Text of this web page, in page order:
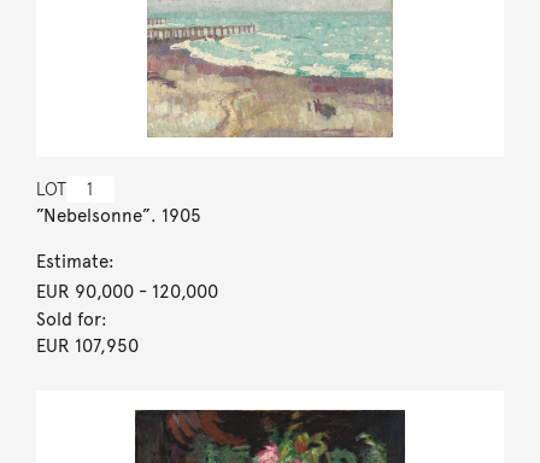
LOT 1
”Nebelsonne”. 1905
Estimate:
EUR 90,000- 120,000
Sold for:
EUR 107,950